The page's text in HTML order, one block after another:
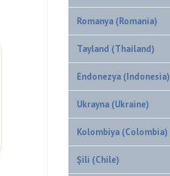
Romanya (Romania)
Tayland (Thailand)
Endonezya (Indonesia)
Ukrayna (Ukraine)
Kolombiya (Colombia)
Şili (Chile)